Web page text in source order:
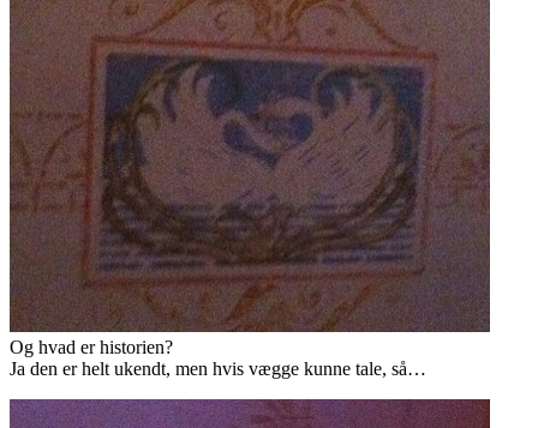
Og hvad er historien?
Ja den er helt ukendt, men hvis vægge kunne tale, så…